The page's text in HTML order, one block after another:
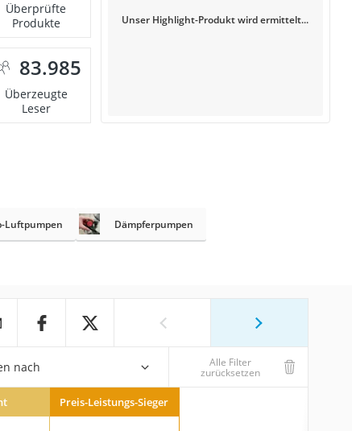
Überprüfte
Produkte
83.985
Überzeugte
Leser
Unser Highlight-Produkt wird ermittelt...
Luftpumpen Dämpferpumpen
nach Alle Filter
zurücksetzen
Preis-Leistungs-Sieger